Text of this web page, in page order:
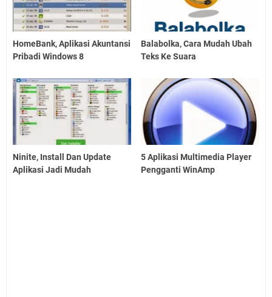
HomeBank, Aplikasi Akuntansi
Pribadi Windows 8
Balabolka, Cara Mudah Ubah
Teks Ke Suara
Ninite, Install Dan Update
Aplikasi Jadi Mudah
5 Aplikasi Multimedia Player
Pengganti WinAmp